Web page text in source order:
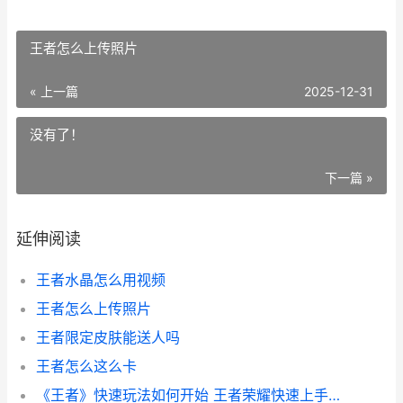
王者怎么上传照片
« 上一篇 2025-12-31
没有了！
下一篇 »
延伸阅读
王者水晶怎么用视频
王者怎么上传照片
王者限定皮肤能送人吗
王者怎么这么卡
《王者》快速玩法如何开始 王者荣耀快速上手攻略